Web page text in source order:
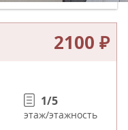
2100 ₽
1/5
этаж/этажность